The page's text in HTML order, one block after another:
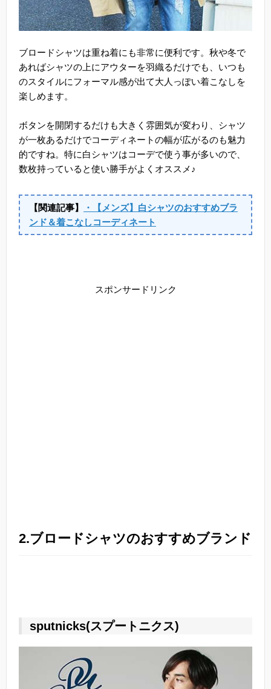
ブロードシャツは重ね着にも非常に便利です。秋や冬で
あればシャツの上にアウターを羽織るだけでも、いつも
のスタイルにフォーマル感が出て大人っぽい着こなしを
楽しめます。
ボタンを開閉するだけも大きく雰囲気が変わり、シャツ
が一枚あるだけでコーディネートの幅が広がるのも魅力
的ですね。特に白シャツはコーデで使う事が多いので、
数枚持っていると使い勝手がよくオススメ♪
【関連記事】
・【メンズ】白シャツのおすすめブラ
ンド＆着こなしコーディネート
スポンサードリンク
2.ブロードシャツのおすすめブランド
sputnicks(スプートニクス)